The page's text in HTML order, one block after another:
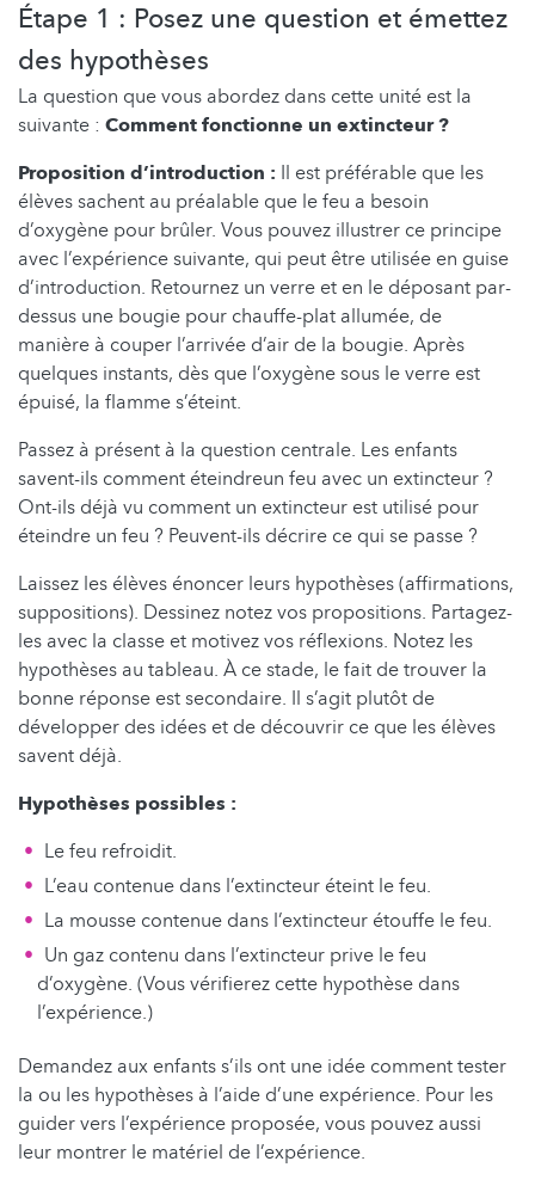
Étape 1 : Posez une question et émettez
des hypothèses
La question que vous abordez dans cette unité est la
suivante : Comment fonctionne un extincteur ?
Proposition d’introduction : Il est préférable que les
élèves sachent au préalable que le feu a besoin
d’oxygène pour brûler. Vous pouvez illustrer ce principe
avec l’expérience suivante, qui peut être utilisée en guise
d’introduction. Retournez un verre et en le déposant par-
dessus une bougie pour chauffe-plat allumée, de
manière à couper l’arrivée d’air de la bougie. Après
quelques instants, dès que l’oxygène sous le verre est
épuisé, la flamme s’éteint.
Passez à présent à la question centrale. Les enfants
savent-ils comment éteindreun feu avec un extincteur ?
Ont-ils déjà vu comment un extincteur est utilisé pour
éteindre un feu ? Peuvent-ils décrire ce qui se passe ?
Laissez les élèves énoncer leurs hypothèses (affirmations,
suppositions). Dessinez notez vos propositions. Partagez-
les avec la classe et motivez vos réflexions. Notez les
hypothèses au tableau. À ce stade, le fait de trouver la
bonne réponse est secondaire. Il s’agit plutôt de
développer des idées et de découvrir ce que les élèves
savent déjà.
Hypothèses possibles :
Le feu refroidit.
L’eau contenue dans l’extincteur éteint le feu.
La mousse contenue dans l’extincteur étouffe le feu.
Un gaz contenu dans l’extincteur prive le feu
d’oxygène. (Vous vérifierez cette hypothèse dans
l’expérience.)
Demandez aux enfants s’ils ont une idée comment tester
la ou les hypothèses à l’aide d’une expérience. Pour les
guider vers l’expérience proposée, vous pouvez aussi
leur montrer le matériel de l’expérience.